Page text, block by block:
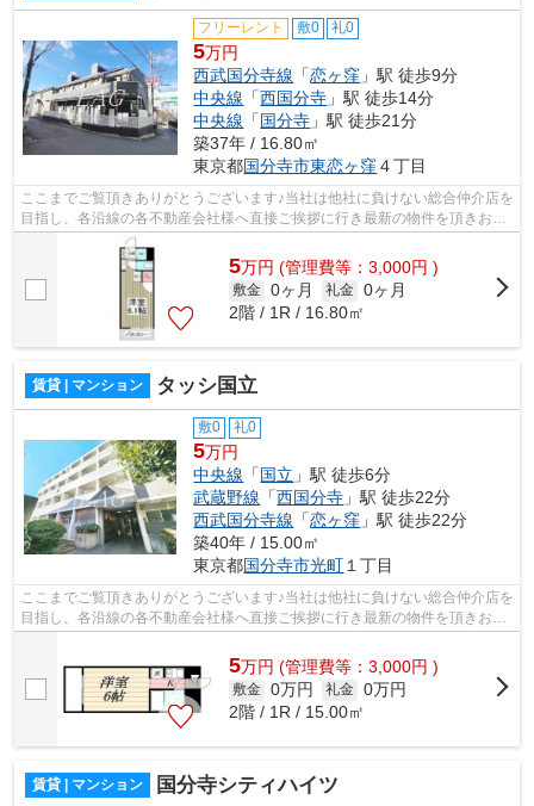
フリーレント 敷0 礼0
5万円
西武国分寺線 「恋ヶ窪 」駅 徒歩9分
中央線 「西国分寺 」駅 徒歩14分
中央線 「国分寺 」駅 徒歩21分
築37年 / 16.80㎡
東京都国分寺市東恋ヶ窪４丁目
ここまでご覧頂きありがとうございます♪当社は他社に負けない総合仲介店を
目指し、各沿線の各不動産会社様へ直接ご挨拶に行き最新の物件を頂きお客
様へ提供しております！最新の情報は...
5万円 (管理費等：3,000円 )
敷金 0ヶ月 礼金 0ヶ月
2階 / 1R / 16.80㎡
賃貸 | マンション タッシ国立
敷0 礼0
5万円
中央線 「国立 」駅 徒歩6分
武蔵野線 「西国分寺 」駅 徒歩22分
西武国分寺線 「恋ヶ窪 」駅 徒歩22分
築40年 / 15.00㎡
東京都国分寺市光町 １丁目
ここまでご覧頂きありがとうございます♪当社は他社に負けない総合仲介店を
目指し、各沿線の各不動産会社様へ直接ご挨拶に行き最新の物件を頂きお客
様へ提供しております！最新の情報は...
5万円 (管理費等：3,000円 )
敷金 0万円 礼金 0万円
2階 / 1R / 15.00㎡
賃貸 | マンション 国分寺シティハイツ